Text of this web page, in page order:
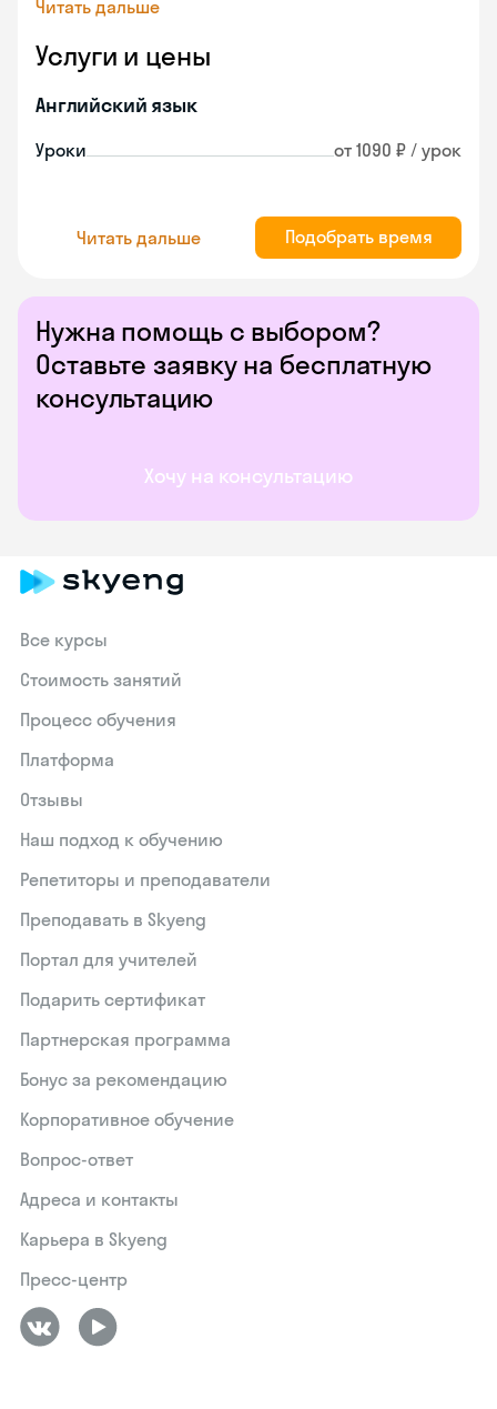
Нужна помощь с выбором?
Оставьте заявку на бесплатную
консультацию
Хочу на консультацию
Читать дальше
Услуги и цены
Английский язык
Уроки от 1090 ₽ / урок
Читать дальше Подобрать время
Все курсы
Стоимость занятий
Процесс обучения
Платформа
Отзывы
Наш подход к обучению
Репетиторы и преподаватели
Преподавать в Skyeng
Портал для учителей
Подарить сертификат
Партнерская программа
Бонус за рекомендацию
Корпоративное обучение
Вопрос-ответ
Адреса и контакты
Карьера в Skyeng
Пресс-центр